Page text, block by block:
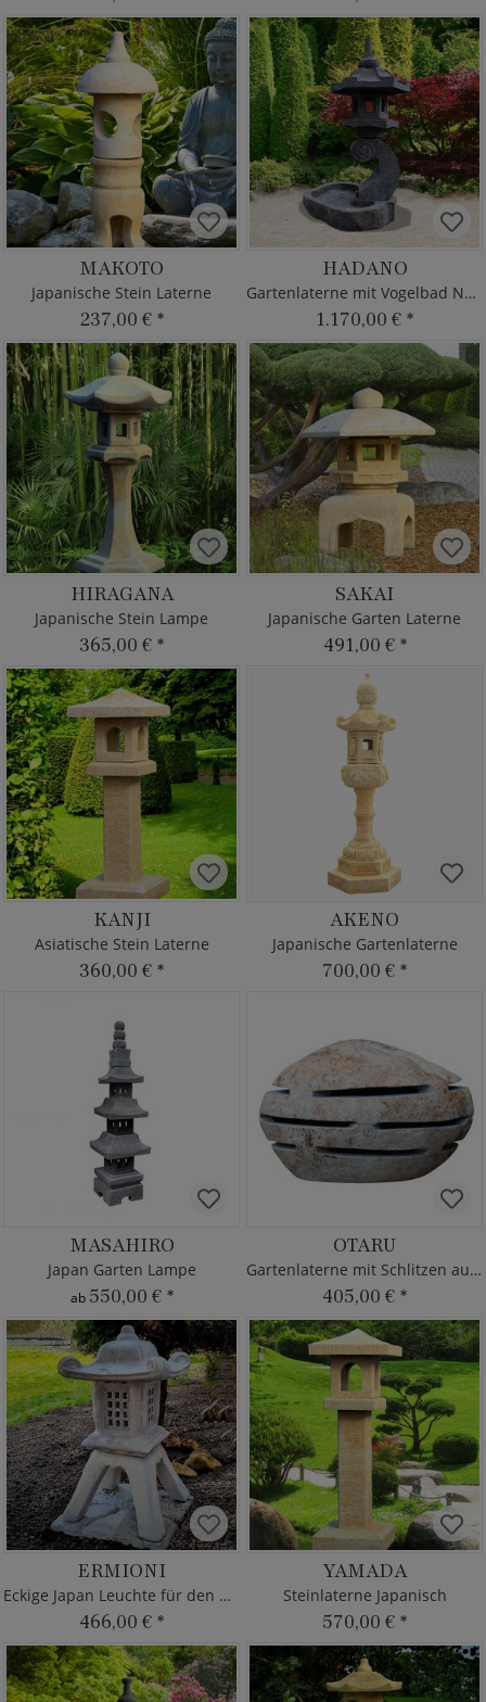
MAKOTO
Japanische Stein Laterne
237,00 € *
HADANO
Gartenlaterne mit Vogelbad Naturstein
1.170,00 € *
HIRAGANA
Japanische Stein Lampe
365,00 € *
SAKAI
Japanische Garten Laterne
491,00 € *
KANJI
Asiatische Stein Laterne
360,00 € *
AKENO
Japanische Gartenlaterne
700,00 € *
MASAHIRO
Japan Garten Lampe
ab 550,00 € *
OTARU
Gartenlaterne mit Schlitzen aus Naturstein
405,00 € *
ERMIONI
Eckige Japan Leuchte für den Garten
466,00 € *
YAMADA
Steinlaterne Japanisch
570,00 € *